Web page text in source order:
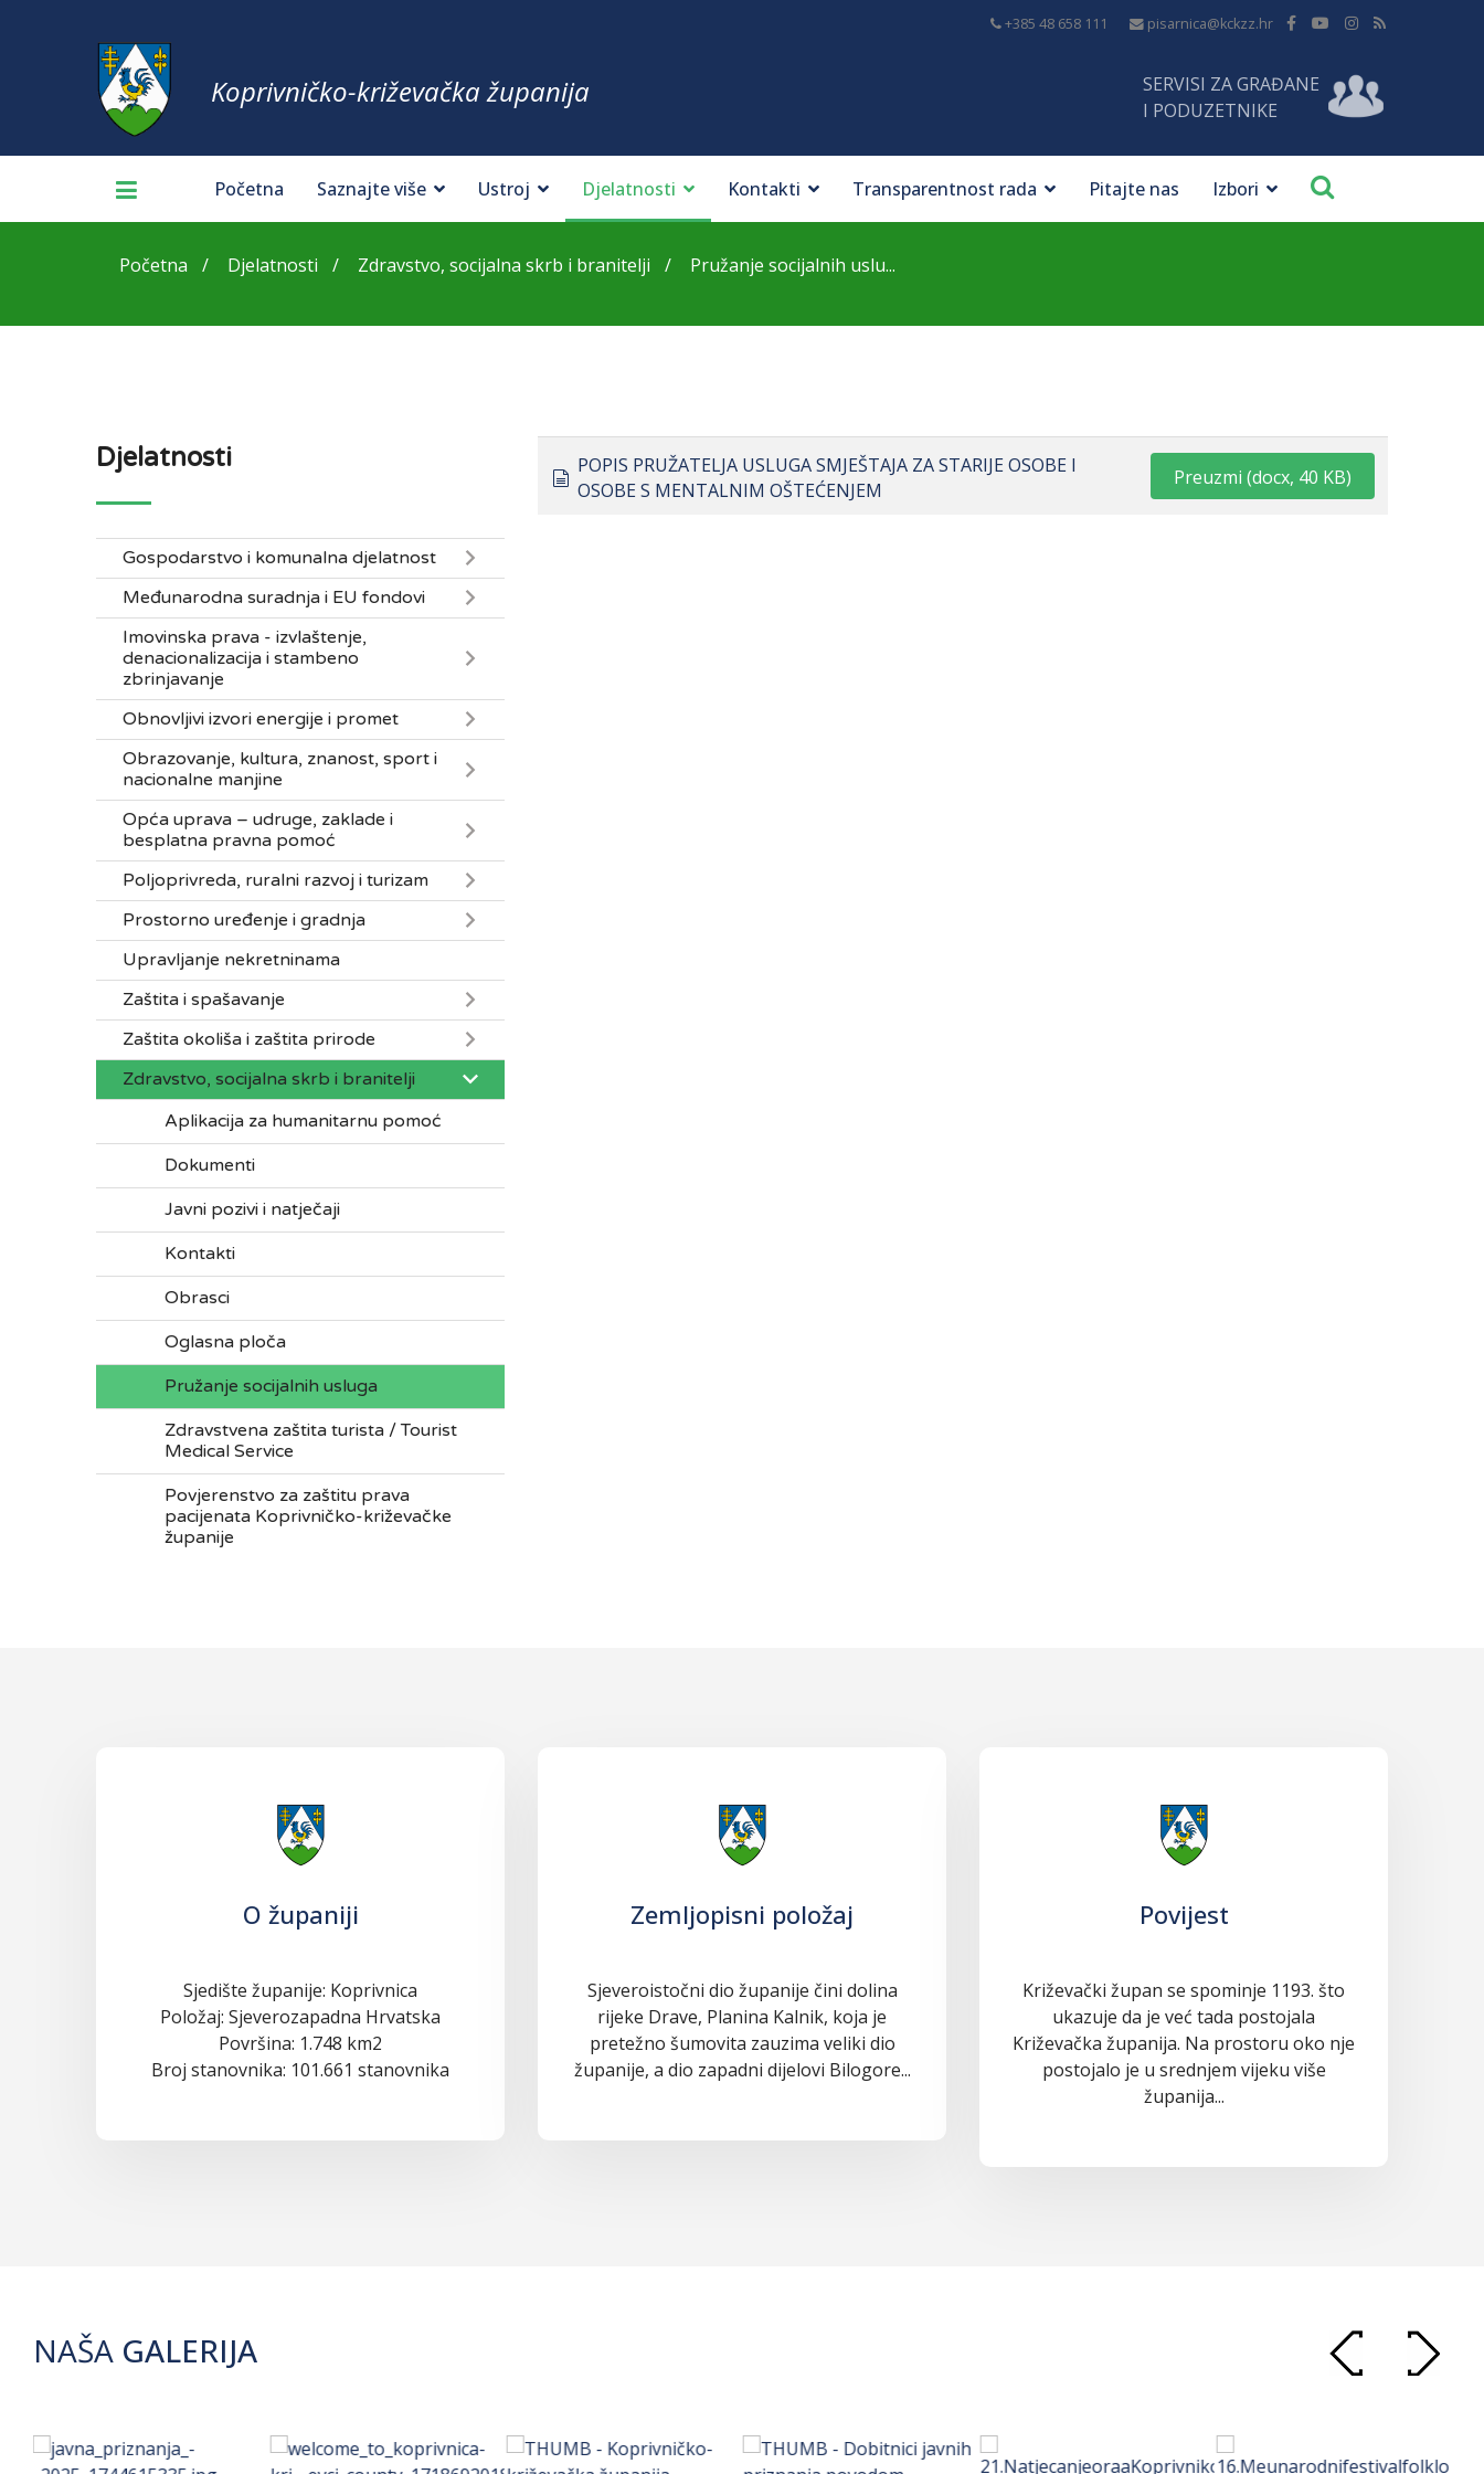
+385 48 658 111 pisarnica@kckzz.hr
Koprivničko-križevačka županija
SERVISI ZA GRAĐANE
I PODUZETNIKE
Početna Saznajte više Ustroj Djelatnosti Kontakti Transparentnost rada Pitajte nas Izbori
Početna Djelatnosti Zdravstvo, socijalna skrb i branitelji Pružanje socijalnih uslu...
Djelatnosti
Gospodarstvo i komunalna djelatnost
Međunarodna suradnja i EU fondovi
Imovinska prava - izvlaštenje,
denacionalizacija i stambeno
zbrinjavanje
Obnovljivi izvori energije i promet
Obrazovanje, kultura, znanost, sport i
nacionalne manjine
Opća uprava – udruge, zaklade i
besplatna pravna pomoć
Poljoprivreda, ruralni razvoj i turizam
Prostorno uređenje i gradnja
Upravljanje nekretninama
Zaštita i spašavanje
Zaštita okoliša i zaštita prirode
Zdravstvo, socijalna skrb i branitelji
Aplikacija za humanitarnu pomoć
Dokumenti
Javni pozivi i natječaji
Kontakti
Obrasci
Oglasna ploča
Pružanje socijalnih usluga
Zdravstvena zaštita turista / Tourist
Medical Service
Povjerenstvo za zaštitu prava
pacijenata Koprivničko-križevačke
županije
document
POPIS PRUŽATELJA USLUGA SMJEŠTAJA ZA STARIJE OSOBE I
OSOBE S MENTALNIM OŠTEĆENJEM
Preuzmi (docx, 40 KB)
O županiji
Sjedište županije: Koprivnica
Položaj: Sjeverozapadna Hrvatska
Površina: 1.748 km2
Broj stanovnika: 101.661 stanovnika
Zemljopisni položaj
Sjeveroistočni dio županije čini dolina
rijeke Drave, Planina Kalnik, koja je
pretežno šumovita zauzima veliki dio
županije, a dio zapadni dijelovi Bilogore...
Povijest
Križevački župan se spominje 1193. što
ukazuje da je već tada postojala
Križevačka županija. Na prostoru oko nje
postojalo je u srednjem vijeku više
županija...
NAŠA GALERIJA